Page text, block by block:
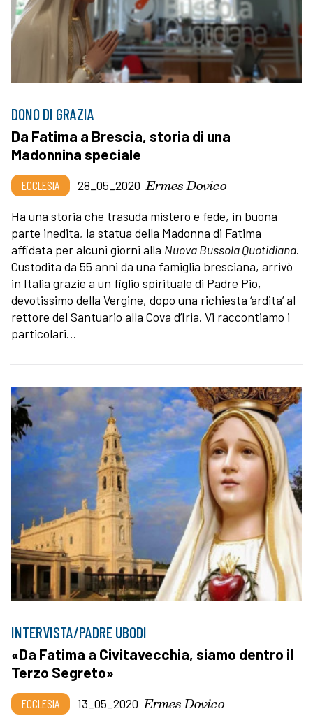
DONO DI GRAZIA
Da Fatima a Brescia, storia di una
Madonnina speciale
ECCLESIA 28_05_2020 Ermes Dovico
Ha una storia che trasuda mistero e fede, in buona
parte inedita, la statua della Madonna di Fatima
affidata per alcuni giorni alla Nuova Bussola Quotidiana.
Custodita da 55 anni da una famiglia bresciana, arrivò
in Italia grazie a un figlio spirituale di Padre Pio,
devotissimo della Vergine, dopo una richiesta ‘ardita’ al
rettore del Santuario alla Cova d’Iria. Vi raccontiamo i
particolari…
INTERVISTA/PADRE UBODI
«Da Fatima a Civitavecchia, siamo dentro il
Terzo Segreto»
ECCLESIA 13_05_2020 Ermes Dovico